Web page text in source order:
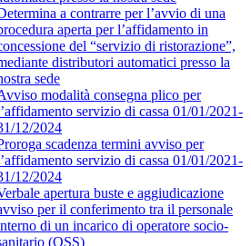
a contrarre per l’avvio di una
aperta per l’affidamento in
del “servizio di ristorazione”,
distributori automatici presso la
sede
modalità consegna plico per
servizio di cassa 01/01/2021-
12/2024
scadenza termini avviso per
servizio di cassa 01/01/2021-
12/2024
apertura buste e aggiudicazione
per il conferimento tra il personale
di un incarico di operatore socio-
(OSS)